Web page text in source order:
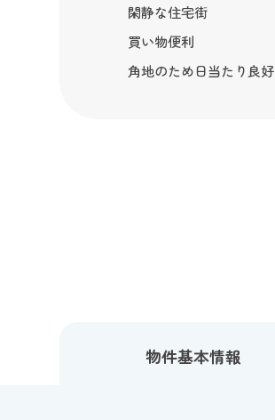
閑静な住宅街
買い物便利
角地のため日当たり良好
物件基本情報